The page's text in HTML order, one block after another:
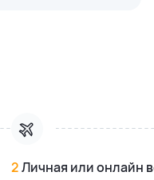
2Личная или онлайн